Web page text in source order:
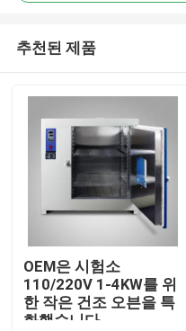
추천된 제품
OEM은 시험소
110/220V 1-4KW를 위
한 작은 건조 오븐을 특
화했습니다